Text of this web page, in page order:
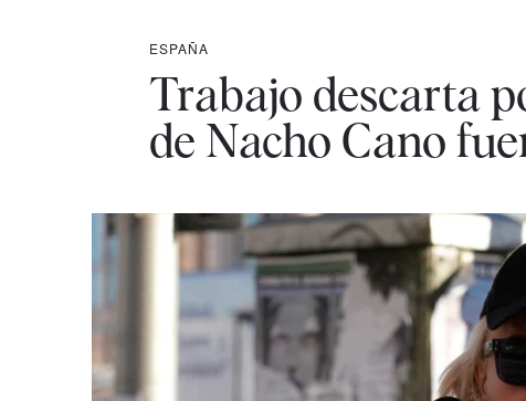
ESPAÑA
Trabajo descarta
de Nacho Cano